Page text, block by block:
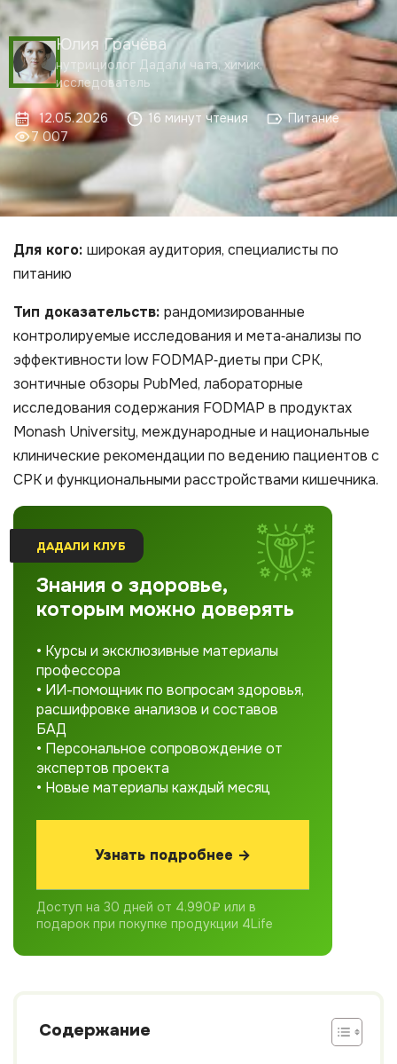
Юлия Грачёва
нутрициолог Дадали чата, химик,
исследователь
12.05.2026 16 минут чтения
Питание
7 007
Для кого: широкая аудитория, специалисты по
питанию
Тип доказательств: рандомизированные
контролируемые исследования и мета‑анализы по
эффективности low FODMAP‑диеты при СРК,
зонтичные обзоры PubMed, лабораторные
исследования содержания FODMAP в продуктах
Monash University, международные и национальные
клинические рекомендации по ведению пациентов с
СРК и функциональными расстройствами кишечника.
ДАДАЛИ КЛУБ
Знания о здоровье,
которым можно доверять
• Курсы и эксклюзивные материалы
профессора
• ИИ-помощник по вопросам здоровья,
расшифровке анализов и составов
БАД
• Персональное сопровождение от
экспертов проекта
• Новые материалы каждый месяц
Узнать подробнее →
Доступ на 30 дней от 4.990₽ или в
подарок при покупке продукции 4Life
Содержание